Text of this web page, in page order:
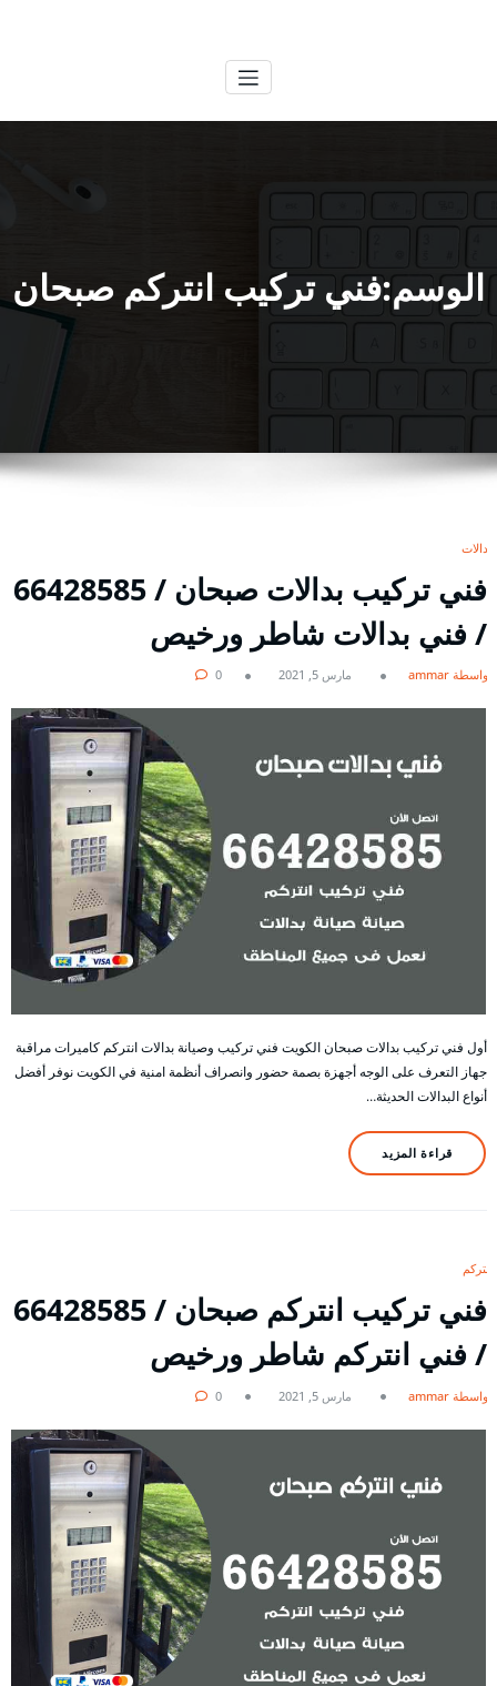
الوسم:فني تركيب انتركم صبحان
بدالات
فني تركيب بدالات صبحان / 66428585
/ فني بدالات شاطر ورخيص
بواسطة ammar مارس 5, 2021 0
أول فني تركيب بدالات صبحان الكويت فني تركيب وصيانة بدالات انتركم كاميرات مراقبة
جهاز التعرف على الوجه أجهزة بصمة حضور وانصراف أنظمة امنية في الكويت نوفر أفضل
أنواع البدالات الحديثة…
قراءة المزيد
انتركم
فني تركيب انتركم صبحان / 66428585
/ فني انتركم شاطر ورخيص
بواسطة ammar مارس 5, 2021 0